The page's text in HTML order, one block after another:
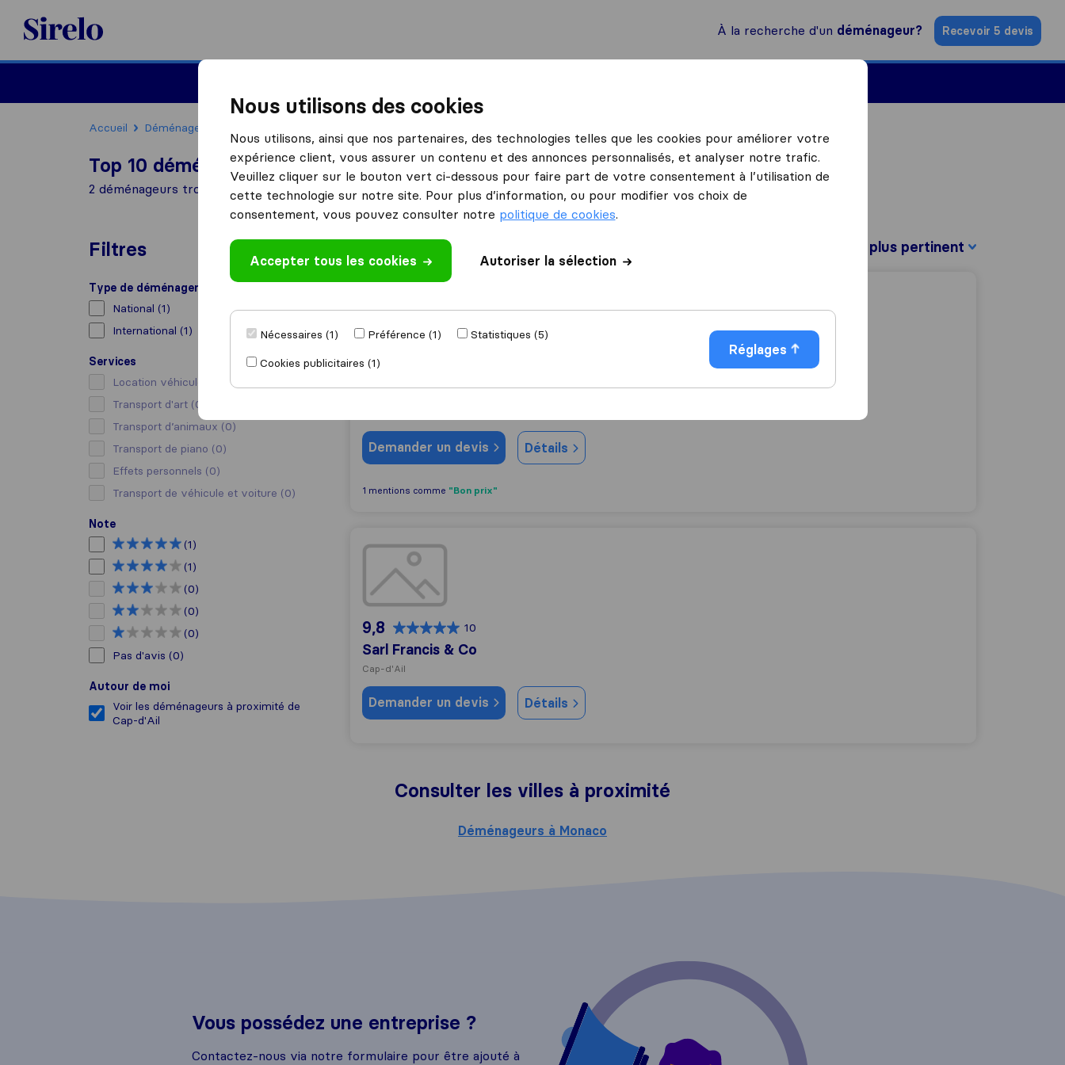
Sirelo.fr
À la recherche d'un déménageur? Recevoir 5 devis
Accueil Déménageurs France
Top 10 déménageurs à Cap-d'Ail
2 déménageurs trouvés à Cap-d'Ail
Filtres
Type de déménagement
National (1)
International (1)
Services
Location véhicule avec chauffeur
Transport d'art (0)
Transport d’animaux (0)
Transport de piano (0)
Effets personnels (0)
Transport de véhicule et voiture (0)
Note
(1)
(1)
(0)
(0)
(0)
Pas d'avis (0)
Autour de moi
Voir les déménageurs à proximité de
Cap-d'Ail
7,6
Genesis Group
Demander un devis Détails
1 mentions comme "Bon prix"
Sarl Francis & Co
9,8 10
Sarl Francis & Co
Cap-d'Ail
Demander un devis Détails
Consulter les villes à proximité
Déménageurs à Monaco
Vous possédez une entreprise ?
Contactez-nous via notre formulaire pour être ajouté à
Nous utilisons des cookies
Nous utilisons, ainsi que nos partenaires, des technologies telles que les cookies pour améliorer votre
expérience client, vous assurer un contenu et des annonces personnalisés, et analyser notre trafic.
Veuillez cliquer sur le bouton vert ci-dessous pour faire part de votre consentement à l’utilisation de
cette technologie sur notre site. Pour plus d’information, ou pour modifier vos choix de
consentement, vous pouvez consulter notre politique de cookies.
Accepter tous les cookies Autoriser la sélection
Nécessaires (1) Préférence (1)
Statistiques (5)
Cookies publicitaires (1)
Réglages